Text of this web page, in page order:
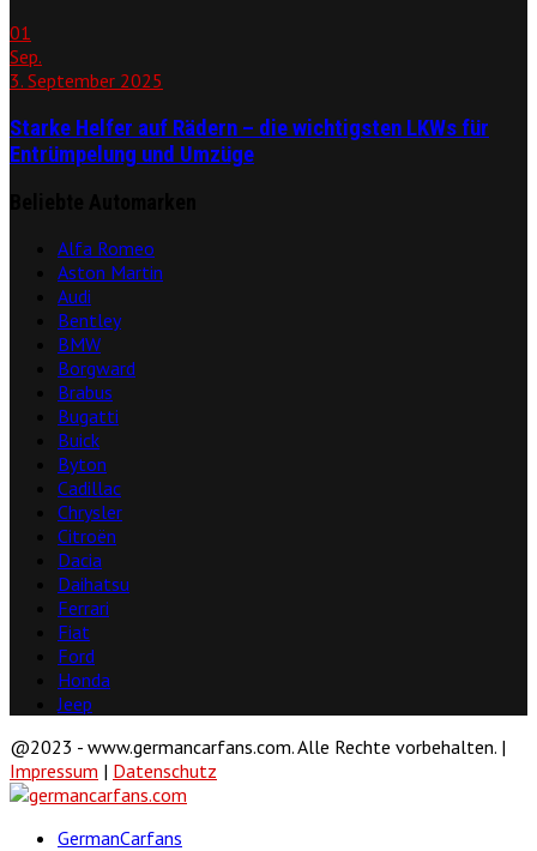
01
Sep.
3. September 2025
Starke Helfer auf Rädern – die wichtigsten LKWs für
Entrümpelung und Umzüge
Alfa Romeo
Aston Martin
Audi
Bentley
BMW
Borgward
Brabus
Bugatti
Buick
Byton
Cadillac
Chrysler
Citroën
Dacia
Daihatsu
Ferrari
Fiat
Ford
Honda
Jeep
@2023 - www.germancarfans.com. Alle Rechte vorbehalten. |
Impressum | Datenschutz
GermanCarfans